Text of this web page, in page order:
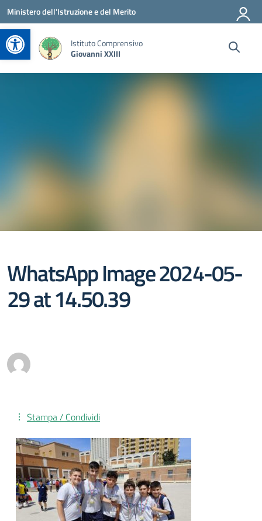
Apri la barra degli strumenti
Vai ai contenuti
Vai al menu di navigazione
Vai al footer
Ministero dell'Istruzione e del Merito
Istituto Comprensivo
Giovanni XXIII
WhatsApp Image 2024-05-
29 at 14.50.39
Stampa / Condividi